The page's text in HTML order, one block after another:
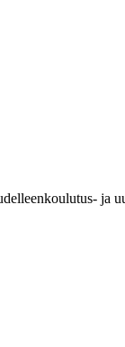
ja